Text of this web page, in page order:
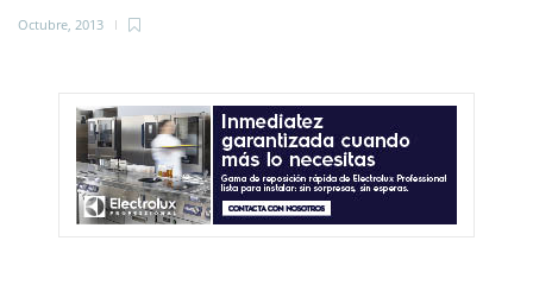
Octubre, 2013